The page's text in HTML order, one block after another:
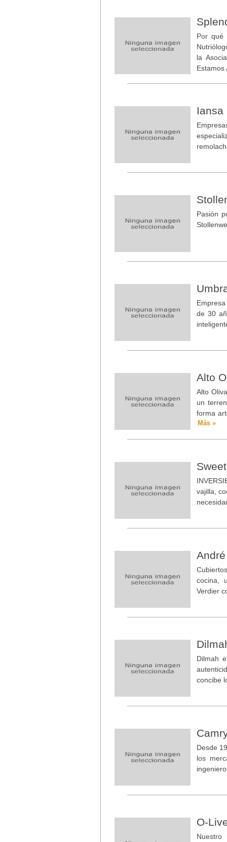
Por qué
la
Iansa
Pasión
de 30
Alto
Alto
un
forma
Más »
vajilla,
cocina,
Verdier
Dilmah
concibe
Desde
los
O-